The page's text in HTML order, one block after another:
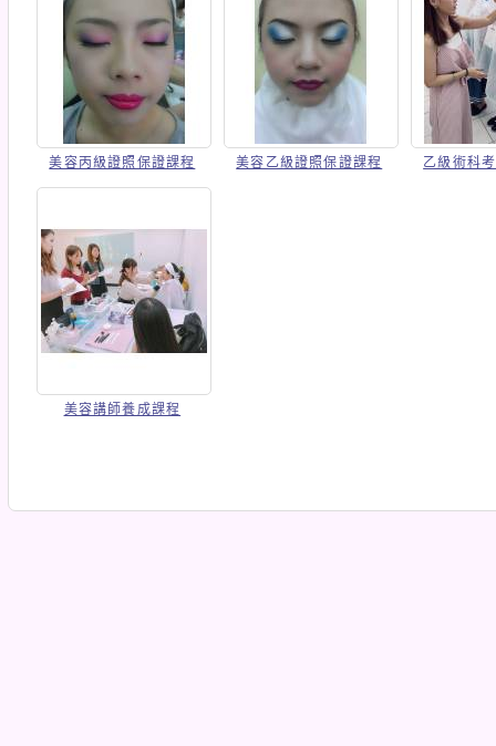
美容丙級證照保證課程 美容乙級證照保證課程 乙級術科
美容講師養成課程